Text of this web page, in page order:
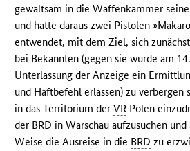
gewaltsam in die Waffenkammer
und hatte daraus zwei Pistolen
entwendet, mit dem Ziel, sich
bei Bekannten (gegen sie wurde am
Unterlassung der Anzeige ein
und Haftbefehl erlassen) zu verbergen
in das Territorium derVR Polen
der BRD in Warschau aufzusuchen
Weise die Ausreise in die BRD zu